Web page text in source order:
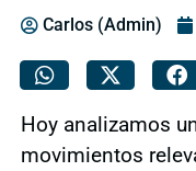
Carlos (Admin)
Hoy analizamos
movimientos